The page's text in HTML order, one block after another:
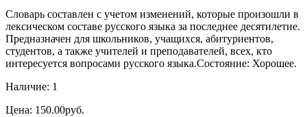
Словарь составлен с учетом изменений, которые произошли в
лексическом составе русского языка за последнее десятилетие.
Предназначен для школьников, учащихся, абитуриентов,
студентов, а также учителей и преподавателей, всех, кто
интересуется вопросами русского языка.Состояние: Хорошее.
Наличие: 1
Цена: 150.00руб.